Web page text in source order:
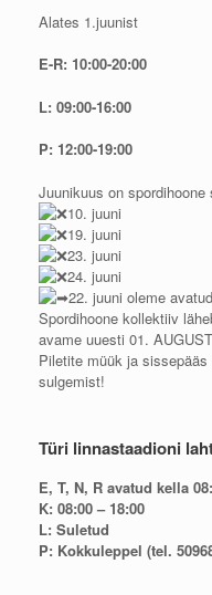
Alates 1.juunist
E-R: 10:00-20:00
L: 09:00-16:00
P: 12:00-19:00
Juunikuus on
10. juuni
19. juuni
23. juuni
24. juuni
22. juuni oleme
Spordihoone kollektiiv
avame uuesti 01. AUGUST
Piletite müük ja
sulgemist!
Türi linnastaadioni
E, T, N, R avatud kella
K: 08:00 – 18:00
L: Suletud
P: Kokkuleppel (tel.